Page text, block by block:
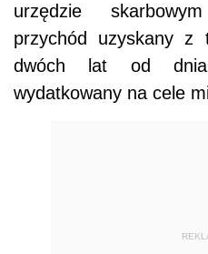
urzędzie
przychód uzyskany z
dwóch lat od dnia
wydatkowany na cele